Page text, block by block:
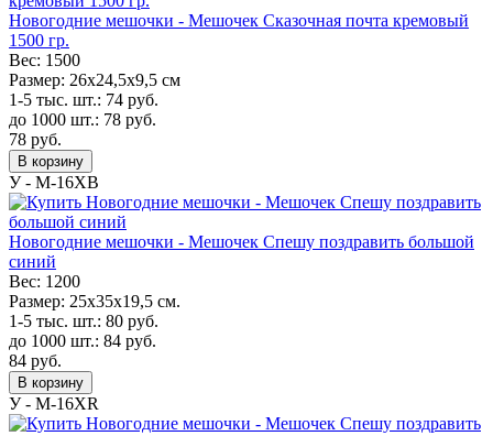
Новогодние мешочки - Мешочек Сказочная почта кремовый
1500 гр.
Вес: 1500
Размер: 26х24,5х9,5 см
1-5 тыс. шт.: 74 руб.
до 1000 шт.: 78 руб.
78 руб.
В корзину
У - M-16XB
Новогодние мешочки - Мешочек Спешу поздравить большой
синий
Вес: 1200
Размер: 25х35х19,5 см.
1-5 тыс. шт.: 80 руб.
до 1000 шт.: 84 руб.
84 руб.
В корзину
У - M-16XR